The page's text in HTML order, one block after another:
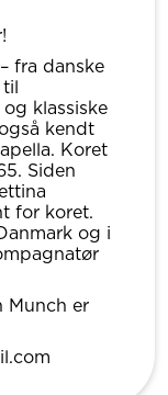
fra danske
til
klassiske
kendt
Koret
Siden
for koret.
og i
Munch er